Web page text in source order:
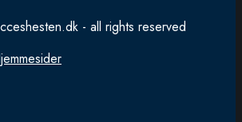
- all rights reserved